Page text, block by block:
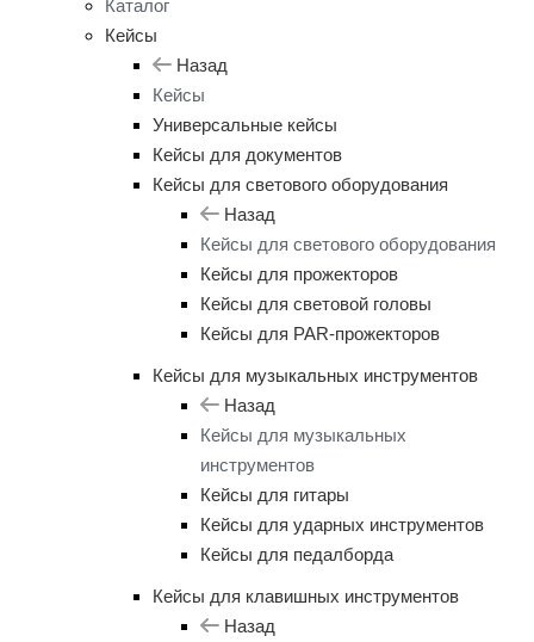
Каталог
Кейсы
Назад
Кейсы
Универсальные кейсы
Кейсы для документов
Кейсы для светового оборудования
Назад
Кейсы для светового оборудования
Кейсы для прожекторов
Кейсы для световой головы
Кейсы для PAR-прожекторов
Кейсы для музыкальных инструментов
Назад
Кейсы для музыкальных
инструментов
Кейсы для гитары
Кейсы для ударных инструментов
Кейсы для педалборда
Кейсы для клавишных инструментов
Назад